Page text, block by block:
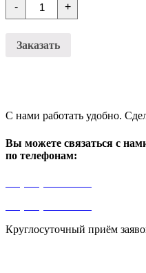
-
Плиты
перекрытия
49-
+
Заказать
С нами работать удобно.
Вы можете связаться с
по телефонам:
Круглосуточный приём